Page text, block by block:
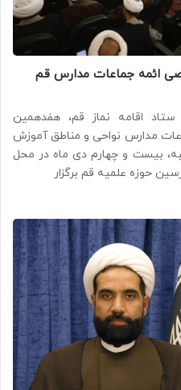
ائمه جماعات مدارس قم
اقامه نماز قم، هفدهمین
مدارس نواحی و مناطق آموزش
بیست و چهارم دی ماه در محل
حوزه علمیه قم برگزار